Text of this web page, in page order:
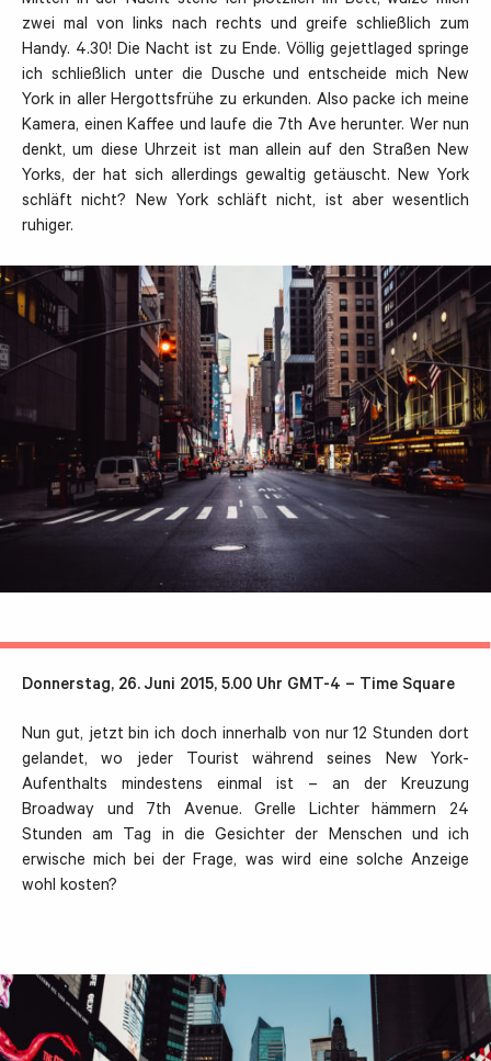
zwei mal von links nach rechts und greife schließlich zum
Handy. 4.30! Die Nacht ist zu Ende. Völlig gejettlaged springe
ich schließlich unter die Dusche und entscheide mich New
York in aller Hergottsfrühe zu erkunden. Also packe ich meine
Kamera, einen Kaffee und laufe die 7th Ave herunter. Wer nun
denkt, um diese Uhrzeit ist man allein auf den Straßen New
Yorks, der hat sich allerdings gewaltig getäuscht. New York
schläft nicht? New York schläft nicht, ist aber wesentlich
ruhiger.
Donnerstag, 26. Juni 2015, 5.00 Uhr GMT-4 – Time Square
Nun gut, jetzt bin ich doch innerhalb von nur 12 Stunden dort
gelandet, wo jeder Tourist während seines New York-
Aufenthalts mindestens einmal ist – an der Kreuzung
Broadway und 7th Avenue. Grelle Lichter hämmern 24
Stunden am Tag in die Gesichter der Menschen und ich
erwische mich bei der Frage, was wird eine solche Anzeige
wohl kosten?